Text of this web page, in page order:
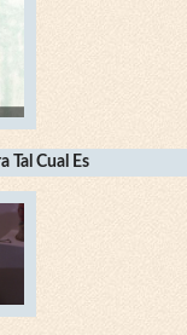
Tal Cual Es